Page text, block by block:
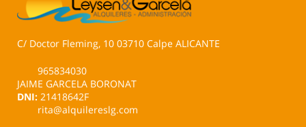
C/ Doctor Fleming, 10 03710 Calpe ALICANTE
965834030
JAIME GARCELA BORONAT
DNI: 21418642F
rita@alquilereslg.com